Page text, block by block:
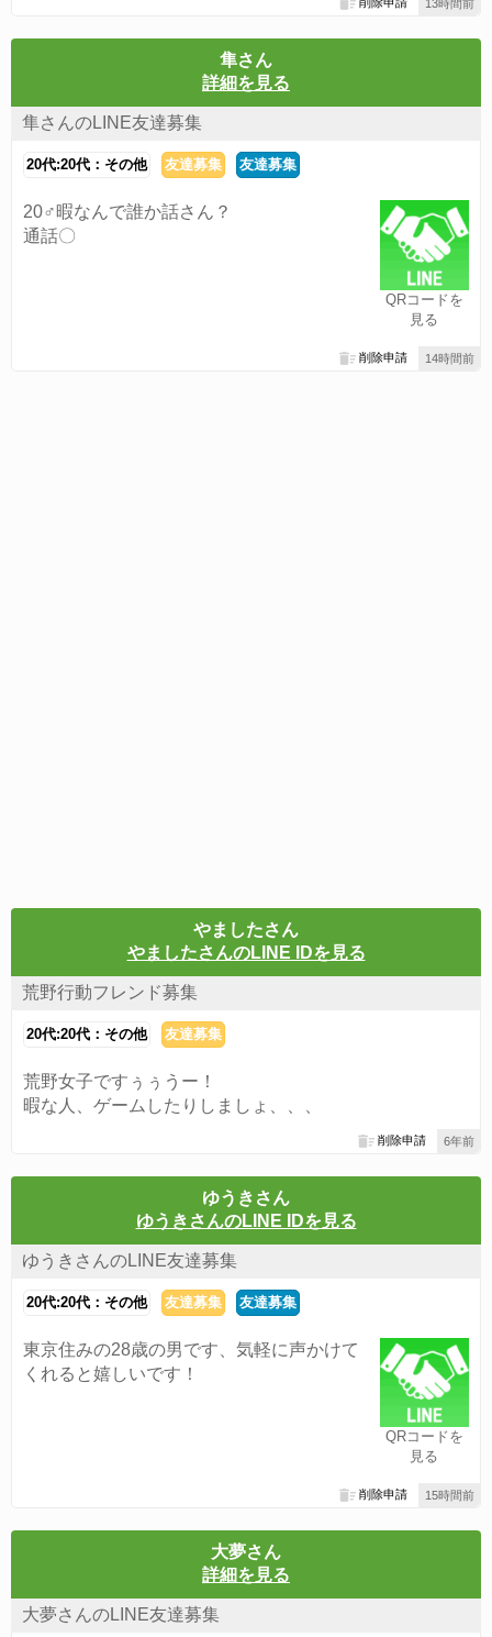
13時間前
隼さん
詳細を見る
隼さんのLINE友達募集
20代:20代：その他 友達募集 友達募集
QRコードを
見る
20♂暇なんで誰か話さん？
通話〇
14時間前
削除申請
やましたさん
やましたさんのLINE IDを見る
荒野行動フレンド募集
20代:20代：その他 友達募集
荒野女子ですぅぅうー！
暇な人、ゲームしたりしましょ、、、
6年前
削除申請
ゆうきさん
ゆうきさんのLINE IDを見る
ゆうきさんのLINE友達募集
20代:20代：その他 友達募集 友達募集
QRコードを
見る
東京住みの28歳の男です、気軽に声かけて
くれると嬉しいです！
15時間前
削除申請
大夢さん
詳細を見る
大夢さんのLINE友達募集